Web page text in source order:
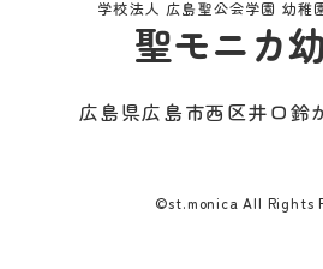
学校法人 広島聖公会学園 幼稚
聖モニカ
広島県広島市西区井口鈴
©st.monica All Rights